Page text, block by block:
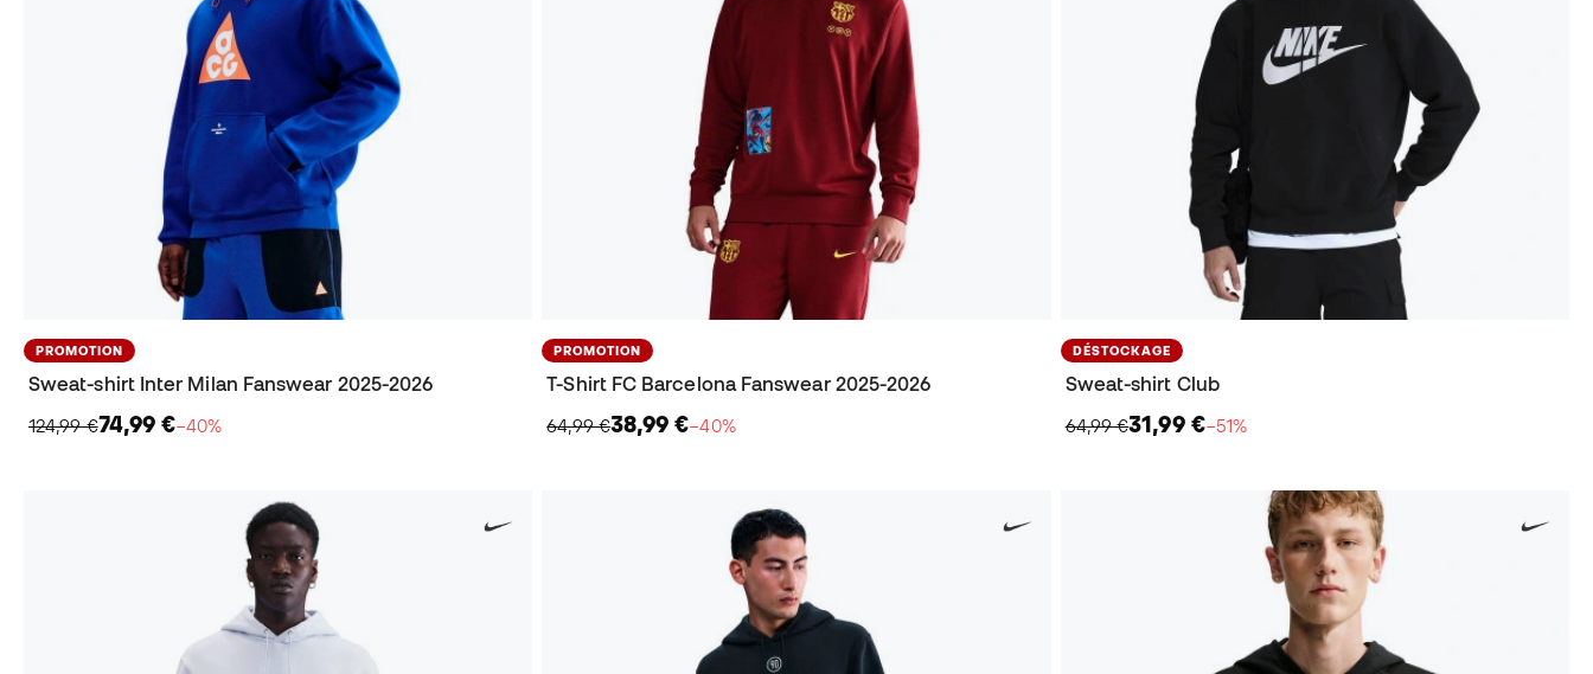
PROMOTION
Sweat-shirt Inter Milan Fanswear 2025-2026
124,99 €74,99 €−40%
PROMOTION
T-Shirt FC Barcelona Fanswear 2025-2026
64,99 €38,99 €−40%
DÉSTOCKAGE
Sweat-shirt Club
64,99 €31,99 €−51%